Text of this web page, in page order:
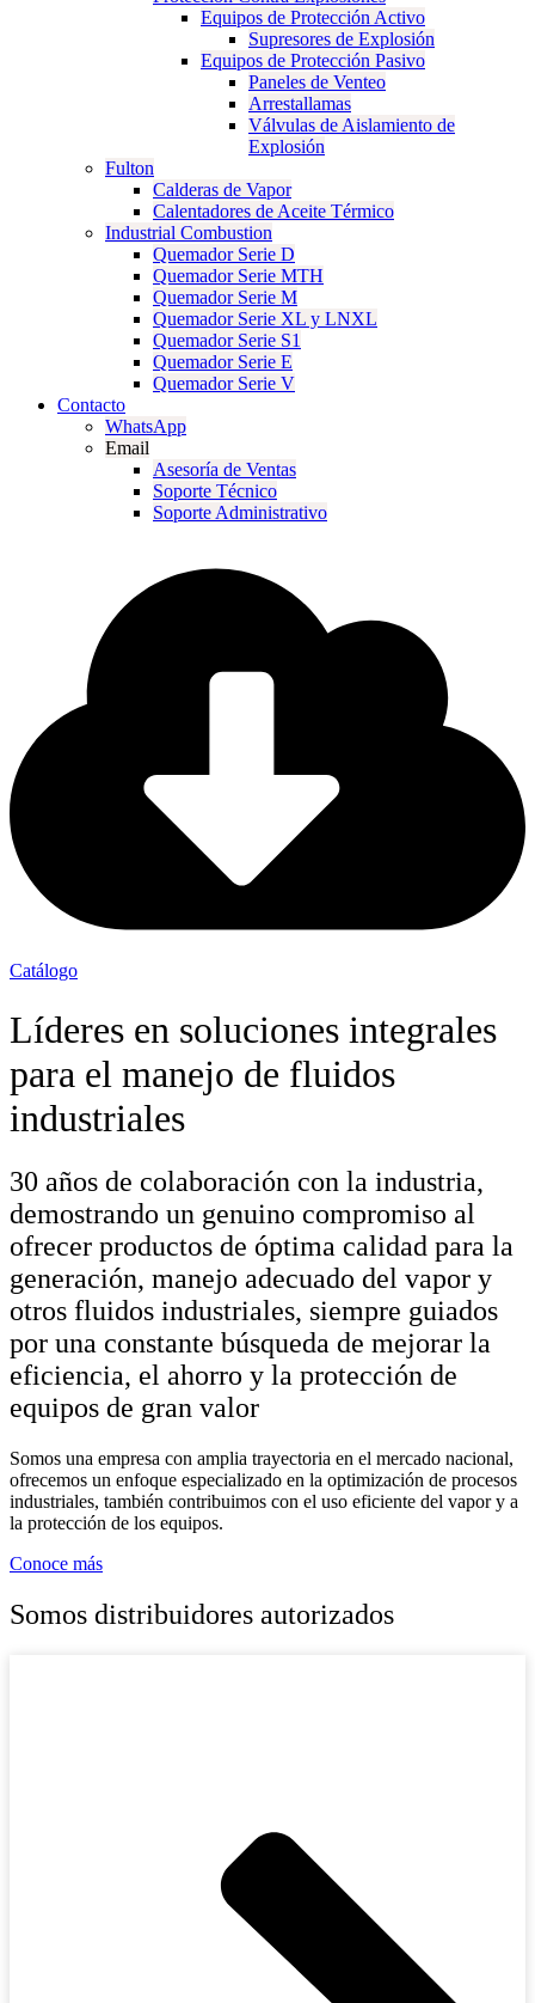
Equipos de Protección Activo
Supresores de Explosión
Equipos de Protección Pasivo
Paneles de Venteo
Arrestallamas
Válvulas de Aislamiento de
Explosión
Fulton
Calderas de Vapor
Calentadores de Aceite Térmico
Industrial Combustion
Quemador Serie D
Quemador Serie MTH
Quemador Serie M
Quemador Serie XL y LNXL
Quemador Serie S1
Quemador Serie E
Quemador Serie V
Contacto
WhatsApp
Email
Asesoría de Ventas
Soporte Técnico
Soporte Administrativo
Catálogo
Líderes en soluciones integrales
para el manejo de fluidos
industriales
30 años de colaboración con la industria,
demostrando un genuino compromiso al
ofrecer productos de óptima calidad para la
generación, manejo adecuado del vapor y
otros fluidos industriales, siempre guiados
por una constante búsqueda de mejorar la
eficiencia, el ahorro y la protección de
equipos de gran valor
Somos una empresa con amplia trayectoria en el mercado nacional,
ofrecemos un enfoque especializado en la optimización de procesos
industriales, también contribuimos con el uso eficiente del vapor y a
la protección de los equipos.
Conoce más
Somos distribuidores autorizados
sostenibilidad de los procesos industriales.